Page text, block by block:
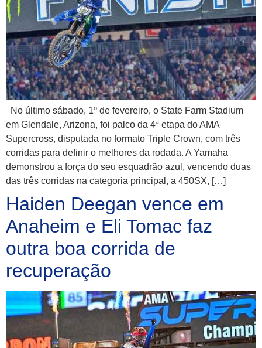
No último sábado, 1º de fevereiro, o State Farm Stadium
em Glendale, Arizona, foi palco da 4ª etapa do AMA
Supercross, disputada no formato Triple Crown, com três
corridas para definir o melhores da rodada. A Yamaha
demonstrou a força do seu esquadrão azul, vencendo duas
das três corridas na categoria principal, a 450SX, […]
Haiden Deegan vence em
Anaheim e Eli Tomac faz
outra boa corrida de
recuperação